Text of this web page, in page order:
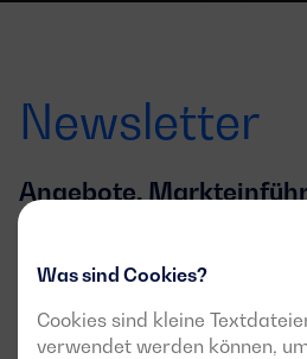
Was sind Cookies?
Cookies sind kleine
verwendet werden können,
Newsletter
Angebote,
Neuigkeiten
Melden Sie sich für den
Veranstaltungen